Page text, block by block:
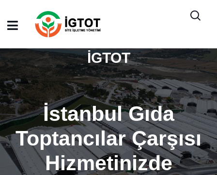
İGTOT
İstanbul Gıda
Toptancılar Çarşısı
Hizmetinizde